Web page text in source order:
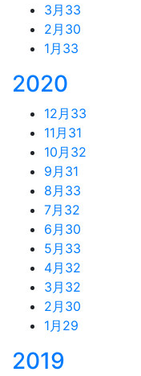
3月 33
2月 30
1月 33
2020
12月 33
11月 31
10月 32
9月 31
8月 33
7月 32
6月 30
5月 33
4月 32
3月 32
2月 30
1月 29
2019